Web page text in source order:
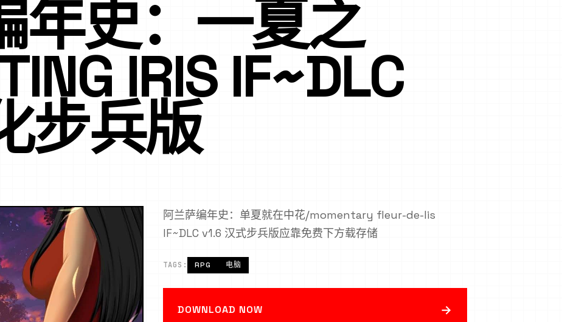
年史：一夏之
IRIS IF~DLC
步兵版
阿兰萨编年史：单夏就在中花/momentary fleur-de-lis
IF~DLC v1.6 汉式步兵版应靠免费下方载存储
TAGS: RPG 电脑
DOWNLOAD NOW →